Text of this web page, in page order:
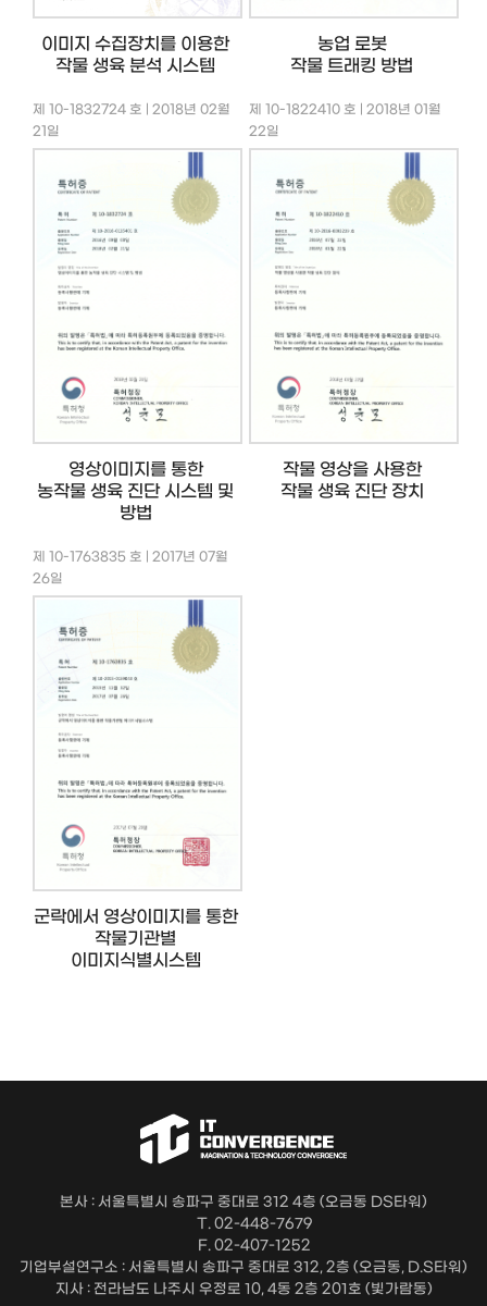
이미지 수집장치를 이용한
작물 생육 분석 시스템
농업 로봇
작물 트래킹 방법
제 10-1832724 호 | 2018년 02월
21일
영상이미지를 통한
농작물 생육 진단 시스템 및
방법
제 10-1822410 호 | 2018년 01월
22일
작물 영상을 사용한
작물 생육 진단 장치
제 10-1763835 호 | 2017년 07월
26일
군락에서 영상이미지를 통한
작물기관별
이미지식별시스템
본사 : 서울특별시 송파구 중대로 312 4층 (오금동 DS타워)
T. 02-448-7679
F. 02-407-1252
기업부설연구소 : 서울특별시 송파구 중대로 312, 2층 (오금동, D.S타워)
지사 : 전라남도 나주시 우정로 10, 4동 2층 201호 (빛가람동)